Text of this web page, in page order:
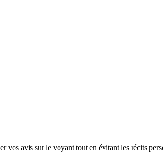
vos avis sur le voyant tout en évitant les récits